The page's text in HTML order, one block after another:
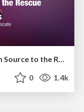
AI in Enterprises - Java and Open Source to the Rescue
0 1.4k